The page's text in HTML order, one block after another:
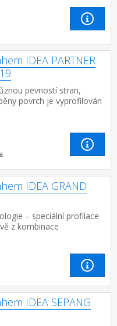
IDEA PARTNER
pevností stran,
povrch je vyprofilován
na obou stranách
IDEA GRAND
– speciální profilace
z kombinace
vlastností a tuhostí,
IDEA SEPANG